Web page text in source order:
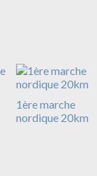
1ère marche
nordique 20km